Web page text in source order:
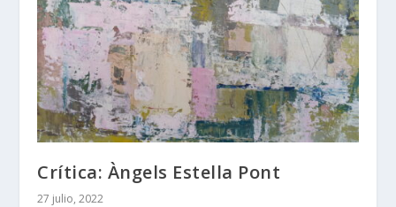
Crítica: Àngels Estella Pont
27 julio, 2022